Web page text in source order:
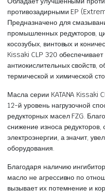
противозадирными EP
Предназначено для
промышленных редукторов,
косозубых, винтовых и
Kissaki CLP 320
антиокислительных свойств,
термической и химической
Масла серии KATANA Kissaki
12-й уровень нагрузочной
редукторных масел FZG.
снижение износа
электроэнергии, а значит,
оборудования.
Благодаря наличию
масло не агрессивно по
вызывает их потемнение и